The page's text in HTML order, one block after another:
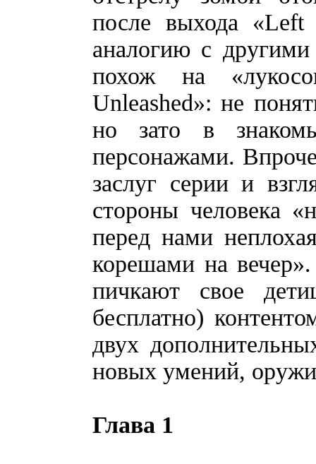
после выхода
аналогию с
похож на
Unleashed»: не
но зато в
персонажами.
заслуг серии и
стороны человека
перед нами
корешами на
пичкают свое
бесплатно)
двух
новых умений,
Глава 1